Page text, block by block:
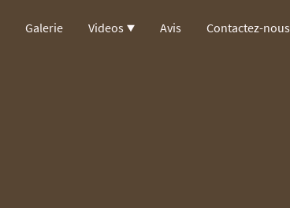
Galerie Videos Avis Contactez-nous